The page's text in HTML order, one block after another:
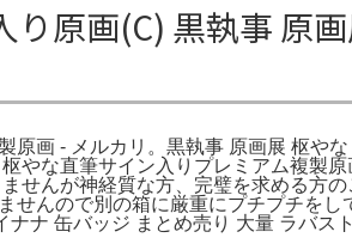
原画(C) 黒執事 原
原画 - メルカリ。黒執事 原画展 枢や
やな直筆サイン入りプレミアム複製
せんが神経質な方、完璧を求める方
せんので別の箱に厳重にプチプチを
ナ 缶バッジ まとめ売り 大量 ラバス